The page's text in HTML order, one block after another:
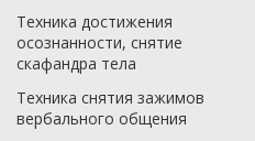
Техника достижения
осознанности, снятие
скафандра тела
Техника снятия зажимов
вербального общения